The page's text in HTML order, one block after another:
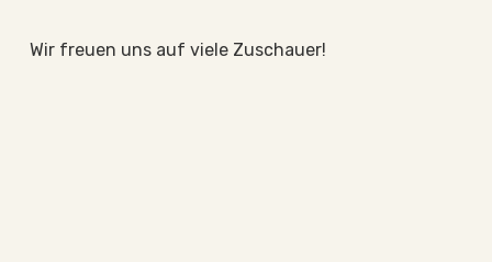
Wir freuen uns auf viele Zuschauer!